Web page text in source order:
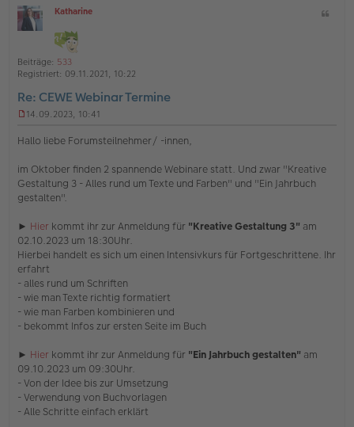
ff
n
e
Katharine
Beiträge: 533
Registriert: 09.11.2021, 10:22
Re: CEWE Webinar Termine
g
l
e
s
r
B
e
t
r
a
g
14.09.2023, 10:41
Hallo liebe Forumsteilnehmer/ -innen,
im Oktober finden 2 spannende Webinare statt. Und zwar "Kreative
Gestaltung 3 - Alles rund um Texte und Farben" und "Ein Jahrbuch
gestalten".
► Hier kommt ihr zur Anmeldung für "Kreative Gestaltung 3" am
02.10.2023 um 18:30Uhr.
Hierbei handelt es sich um einen Intensivkurs für Fortgeschrittene. Ihr
erfahrt
- alles rund um Schriften
- wie man Texte richtig formatiert
- wie man Farben kombinieren und
- bekommt Infos zur ersten Seite im Buch
► Hier kommt ihr zur Anmeldung für "Ein Jahrbuch gestalten" am
09.10.2023 um 09:30Uhr.
- Von der Idee bis zur Umsetzung
- Verwendung von Buchvorlagen
- Alle Schritte einfach erklärt